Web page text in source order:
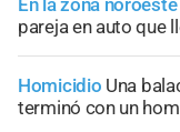
En la zona noroeste
pareja en auto que
Homicidio Una
terminó con un